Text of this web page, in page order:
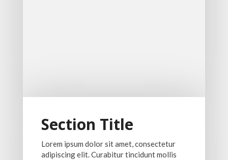
Section Title
Lorem ipsum dolor sit amet, consectetur
adipiscing elit. Curabitur tincidunt mollis